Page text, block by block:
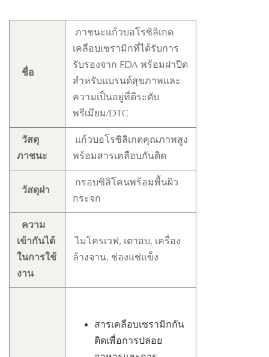
ชื่อ
ภาชนะแก้วบอโรซิลิเกต
เคลือบเซรามิกที่ได้รับการ
รับรองจาก FDA พร้อมฝาปิด
สำหรับแบรนด์สุขภาพและ
ความเป็นอยู่ที่ดีระดับ
พรีเมียม/DTC
วัสดุ
ภาชนะ
แก้วบอโรซิลิเกตคุณภาพสูง
พร้อมสารเคลือบกันติด
วัสดุฝา
กรอบซิลิโคนพร้อมพื้นผิว
กระจก
ความ
เข้ากันได้
ในการใช้
งาน
ไมโครเวฟ, เตาอบ, เครื่อง
ล้างจาน, ช่องแช่แข็ง
สารเคลือบเซรามิกกัน
ติดเพื่อการปล่อย